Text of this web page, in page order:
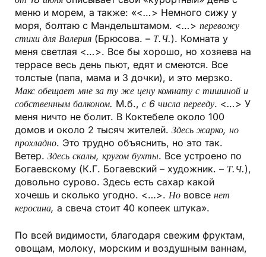
меню и морем, а также: «<…> Немного сижу у
моря, болтаю с Мандельштамом. <…> перевожу
стихи для Валерия (Брюсова. – Т.Ч.). Комната у
меня светлая <…>. Все бы хорошо, но хозяева на
террасе весь день пьют, едят и смеются. Все
толстые (папа, мама и 3 дочки), и это мерзко.
Макс обещает мне за ту же цену комнату с тишиной и
собственным балконом. М.б., с 6 числа перееду. <…> У
меня ничто не болит. В Коктебеле около 100
домов и около 2 тысяч жителей. Здесь жарко, но
прохладно. Это трудно объяснить, но это так.
Ветер. Здесь скалы, кругом бухты. Все устроено по
Богаевскому (К.Г. Богаевский – художник. – Т.Ч.),
довольно сурово. Здесь есть сахар какой
хочешь и сколько угодно. <…>. Но вовсе нет
керосина, а свеча стоит 40 копеек штука».
По всей видимости, благодаря свежим фруктам,
овощам, молоку, морским и воздушным ваннам,